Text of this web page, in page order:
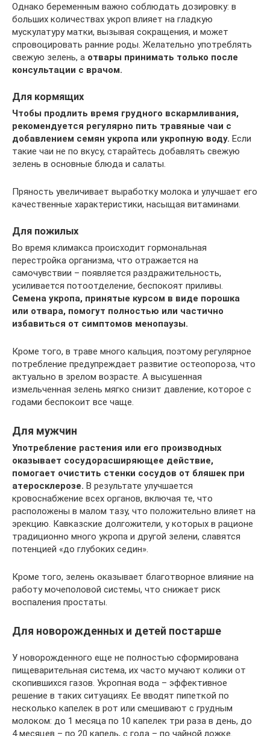
Однако беременным важно соблюдать дозировку: в
больших количествах укроп влияет на гладкую
мускулатуру матки, вызывая сокращения, и может
спровоцировать ранние роды. Желательно употреблять
свежую зелень, а отвары принимать только после
консультации с врачом.
Для кормящих
Чтобы продлить время грудного вскармливания,
рекомендуется регулярно пить травяные чаи с
добавлением семян укропа или укропную воду. Если
такие чаи не по вкусу, старайтесь добавлять свежую
зелень в основные блюда и салаты.
Пряность увеличивает выработку молока и улучшает его
качественные характеристики, насыщая витаминами.
Для пожилых
Во время климакса происходит гормональная
перестройка организма, что отражается на
самочувствии – появляется раздражительность,
усиливается потоотделение, беспокоят приливы.
Семена укропа, принятые курсом в виде порошка
или отвара, помогут полностью или частично
избавиться от симптомов менопаузы.
Кроме того, в траве много кальция, поэтому регулярное
потребление предупреждает развитие остеопороза, что
актуально в зрелом возрасте. А высушенная
измельченная зелень мягко снизит давление, которое с
годами беспокоит все чаще.
Для мужчин
Употребление растения или его производных
оказывает сосудорасширяющее действие,
помогает очистить стенки сосудов от бляшек при
атеросклерозе. В результате улучшается
кровоснабжение всех органов, включая те, что
расположены в малом тазу, что положительно влияет на
эрекцию. Кавказские долгожители, у которых в рационе
традиционно много укропа и другой зелени, славятся
потенцией «до глубоких седин».
Кроме того, зелень оказывает благотворное влияние на
работу мочеполовой системы, что снижает риск
воспаления простаты.
Для новорожденных и детей постарше
У новорожденного еще не полностью сформирована
пищеварительная система, их часто мучают колики от
скопившихся газов. Укропная вода – эффективное
решение в таких ситуациях. Ее вводят пипеткой по
несколько капелек в рот или смешивают с грудным
молоком: до 1 месяца по 10 капелек три раза в день, до
4 месяцев – по 20 капель, с года – по чайной ложке.